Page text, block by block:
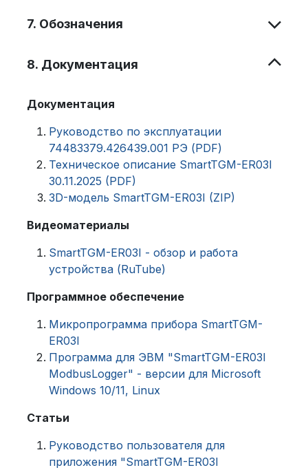
7. Обозначения
8. Документация
Документация
Руководство по эксплуатации
74483379.426439.001 РЭ (PDF)
Техническое описание SmartTGM-ER03I
30.11.2025 (PDF)
3D-модель SmartTGM-ER03I (ZIP)
Видеоматериалы
SmartTGM-ER03I - обзор и работа
устройства (RuTube)
Программное обеспечение
Микропрограмма прибора SmartTGM-
ER03I
Программа для ЭВМ "SmartTGM-ER03I
ModbusLogger" - версии для Microsoft
Windows 10/11, Linux
Статьи
Руководство пользователя для
приложения "SmartTGM-ER03I